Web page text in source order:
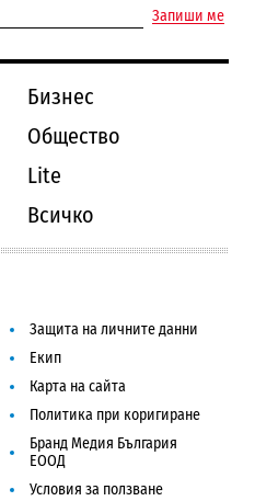
Запиши ме
Бизнес
Общество
Lite
Всичко
Защита на личните данни
Екип
Карта на сайта
Политика при коригиране
Бранд Медия България
ЕООД
Условия за ползване